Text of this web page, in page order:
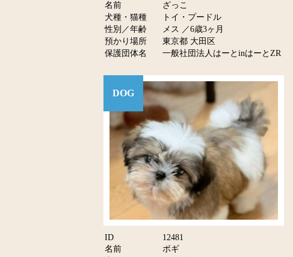
名前
ざっこ
犬種・猫種
トイ・プードル
性別／年齢
メス ／6歳3ヶ月
預かり場所
東京都 大田区
保護団体名
一般社団法人はーとinはーとZR
DOG
ID
12481
名前
ボギ